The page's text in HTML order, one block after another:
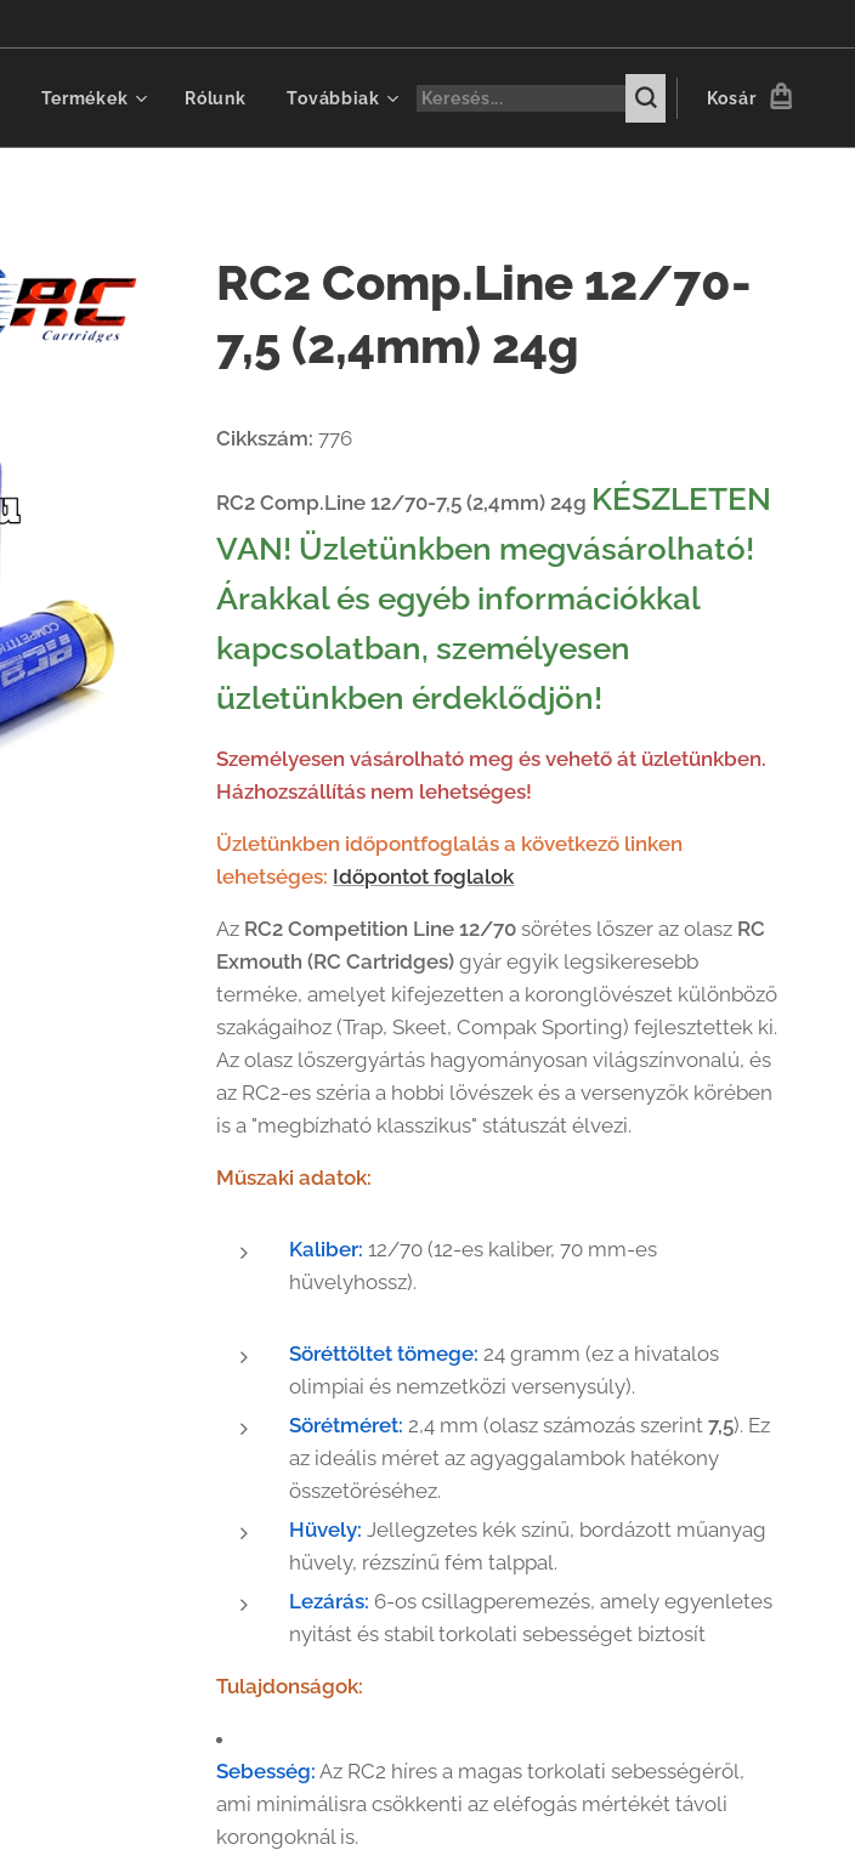
Termékek Rólunk Továbbiak Kosár
RC2 Comp.Line 12/70-
7,5 (2,4mm) 24g
Cikkszám: 776
RC2 Comp.Line 12/70-7,5 (2,4mm) 24g KÉSZLETEN
VAN! Üzletünkben megvásárolható!
Árakkal és egyéb információkkal
kapcsolatban, személyesen
üzletünkben érdeklődjön!
Személyesen vásárolható meg és vehető át üzletünkben.
Házhozszállítás nem lehetséges!
Üzletünkben időpontfoglalás a következő linken
lehetséges: Időpontot foglalok
Az RC2 Competition Line 12/70 sörétes lőszer az olasz RC
Exmouth (RC Cartridges) gyár egyik legsikeresebb
terméke, amelyet kifejezetten a koronglövészet különböző
szakágaihoz (Trap, Skeet, Compak Sporting) fejlesztettek ki.
Az olasz lőszergyártás hagyományosan világszínvonalú, és
az RC2-es széria a hobbi lövészek és a versenyzők körében
is a "megbízható klasszikus" státuszát élvezi.
Műszaki adatok:
Kaliber: 12/70 (12-es kaliber, 70 mm-es
hüvelyhossz).
Söréttöltet tömege: 24 gramm (ez a hivatalos
olimpiai és nemzetközi versenysúly).
Sörétméret: 2,4 mm (olasz számozás szerint7,5). Ez
az ideális méret az agyaggalambok hatékony
összetöréséhez.
Hüvely: Jellegzetes kék színű, bordázott műanyag
hüvely, rézszínű fém talppal.
Lezárás: 6-os csillagperemezés, amely egyenletes
nyitást és stabil torkolati sebességet biztosít
Tulajdonságok:
Sebesség: Az RC2 híres a magas torkolati sebességéről,
ami minimálisra csökkenti az eléfogás mértékét távoli
korongoknál is.